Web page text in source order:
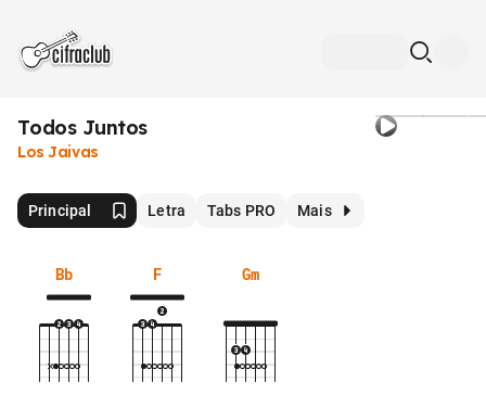
Todos Juntos
Los Jaivas
Principal Letra Tabs PRO Mais
Bb F Gm